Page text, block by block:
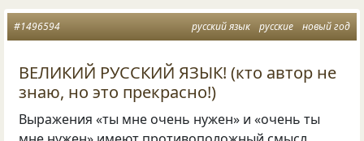
русский язык русские новый год
#1496594
ВЕЛИКИЙ РУССКИЙ ЯЗЫК! (кто автор не
знаю, но это прекрасно!)
Выражения «ты мне очень нужен» и «очень ты